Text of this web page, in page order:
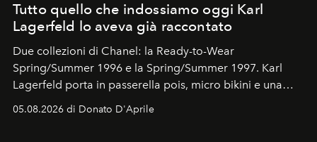
Tutto quello che indossiamo oggi Karl
Lagerfeld lo aveva già raccontato
Due collezioni di Chanel: la Ready-to-Wear
Spring/Summer 1996 e la Spring/Summer 1997. Karl
Lagerfeld porta in passerella pois, micro bikini e una
logomania pensata per la spiaggia
Kate, Claudia e Carla una dietro l'altra. Trent'anni dopo,
05.08.2026 di Donato D'Aprile